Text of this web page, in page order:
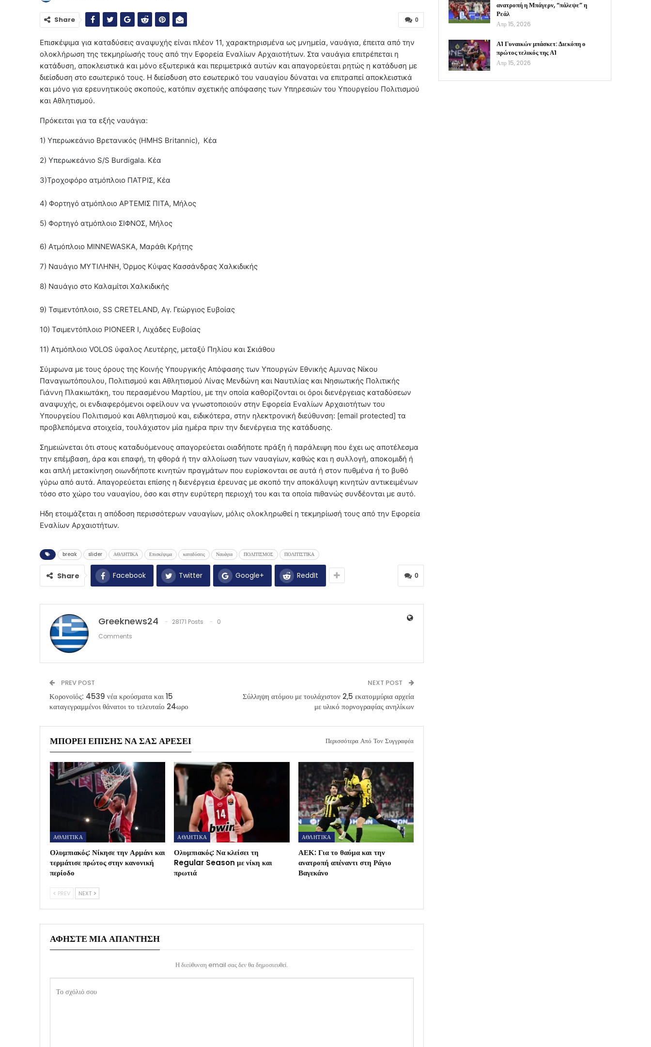
0
Share
Επισκέψιμα για καταδύσεις αναψυχής είναι πλέον 11, χαρακτηρισμένα ως μνημεία, ναυάγια, έπειτα από την
ολοκλήρωση της τεκμηρίωσής τους από την Εφορεία Εναλίων Αρχαιοτήτων. Στα ναυάγια επιτρέπεται η
κατάδυση, αποκλειστικά και μόνο εξωτερικά και περιμετρικά αυτών και απαγορεύεται ρητώς η κατάδυση με
διείσδυση στο εσωτερικό τους. Η διείσδυση στο εσωτερικό του ναυαγίου δύναται να επιτραπεί αποκλειστικά
και μόνο για ερευνητικούς σκοπούς, κατόπιν σχετικής απόφασης των Υπηρεσιών του Υπουργείου Πολιτισμού
και Αθλητισμού.
Πρόκειται για τα εξής ναυάγια:
1) Υπερωκεάνιο Βρετανικός (HMHS Britannic), Κέα
2) Υπερωκεάνιο S/S Burdigala. Κέα
3)Τροχοφόρο ατμόπλοιο ΠΑΤΡΙΣ, Κέα
4) Φορτηγό ατμόπλοιο ΑΡΤΕΜΙΣ ΠΙΤΑ, Μήλος
5) Φορτηγό ατμόπλοιο ΣΙΦΝΟΣ, Μήλος
6) Ατμόπλοιο MINNEWASKA, Μαράθι Κρήτης
7) Ναυάγιο ΜΥΤΙΛΗΝΗ, Όρμος Κύψας Κασσάνδρας Χαλκιδικής
8) Ναυάγιο στο Καλαμίτσι Χαλκιδικής
9) Τσιμεντόπλοιο, SS CRETELAND, Αγ. Γεώργιος Ευβοίας
10) Τσιμεντόπλοιο PIONEER I, Λιχάδες Ευβοίας
11) Ατμόπλοιο VOLOS ύφαλος Λευτέρης, μεταξύ Πηλίου και Σκιάθου
Σύμφωνα με τους όρους της Κοινής Υπουργικής Απόφασης των Υπουργών Εθνικής Αμυνας Νίκου
Παναγιωτόπουλου, Πολιτισμού και Αθλητισμού Λίνας Μενδώνη και Ναυτιλίας και Νησιωτικής Πολιτικής
Γιάννη Πλακιωτάκη, του περασμένου Μαρτίου, με την οποία καθορίζονται οι όροι διενέργειας καταδύσεων
αναψυχής, οι ενδιαφερόμενοι οφείλουν να γνωστοποιούν στην Εφορεία Εναλίων Αρχαιοτήτων του
Υπουργείου Πολιτισμού και Αθλητισμού και, ειδικότερα, στην ηλεκτρονική διεύθυνση: [email protected] τα
προβλεπόμενα στοιχεία, τουλάχιστον μία ημέρα πριν την διενέργεια της κατάδυσης.
Σημειώνεται ότι στους καταδυόμενους απαγορεύεται οιαδήποτε πράξη ή παράλειψη που έχει ως αποτέλεσμα
την επέμβαση, άρα και επαφή, τη φθορά ή την αλλοίωση των ναυαγίων, καθώς και η συλλογή, αποκομιδή ή
και απλή μετακίνηση οιωνδήποτε κινητών πραγμάτων που ευρίσκονται σε αυτά ή στον πυθμένα ή το βυθό
γύρω από αυτά. Απαγορεύεται επίσης η διενέργεια έρευνας με σκοπό την αποκάλυψη κινητών αντικειμένων
τόσο στο χώρο του ναυαγίου, όσο και στην ευρύτερη περιοχή του και τα οποία πιθανώς συνδέονται με αυτό.
Ηδη ετοιμάζεται η απόδοση περισσότερων ναυαγίων, μόλις ολοκληρωθεί η τεκμηρίωσή τους από την Εφορεία
Εναλίων Αρχαιοτήτων.
break slider ΑΘΛΗΤΙΚΑ Επισκέψιμα καταδύσεις Ναυάγια ΠΟΛΙΤΙΣΜΟΣ ΠΟΛΙΤΙΣΤΙΚΑ
0
Share Facebook Twitter Google+ ReddIt
Greeknews24 28171 Posts
0
Comments
PREV POST
Κορονοϊός: 4539 νέα κρούσματα και 15
καταγεγραμμένοι θάνατοι το τελευταίο 24ωρο
NEXT POST
Σύλληψη ατόμου με τουλάχιστον 2,5 εκατομμύρια αρχεία
με υλικό πορνογραφίας ανηλίκων
ΜΠΟΡΕΊ ΕΠΊΣΗΣ ΝΑ ΣΑΣ ΑΡΈΣΕΙ Περισσότερα Από Τον Συγγραφέα
ΑΘΛΗΤΙΚΑ
Ολυμπιακός: Νίκησε την Αρμάνι και
τερμάτισε πρώτος στην κανονική
περίοδο
ΑΘΛΗΤΙΚΑ
Ολυμπιακός: Να κλείσει τη
Regular Season με νίκη και
πρωτιά
ΑΘΛΗΤΙΚΑ
ΑΕΚ: Για το θαύμα και την
ανατροπή απέναντι στη Ράγιο
Βαγεκάνο
PREV NEXT
ΑΦΉΣΤΕ ΜΙΑ ΑΠΆΝΤΗΣΗ
Η διεύθυνση email σας δεν θα δημοσιευθεί.
ανατροπή η Μπάγερν, “πάλεψε” η
Ρεάλ
Απρ 15, 2026
Α1 Γυναικών μπάσκετ: Διεκόπη ο
πρώτος τελικός της Α1
Απρ 15, 2026